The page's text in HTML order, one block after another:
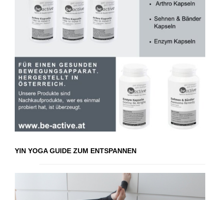
YIN YOGA GUIDE ZUM ENTSPANNEN